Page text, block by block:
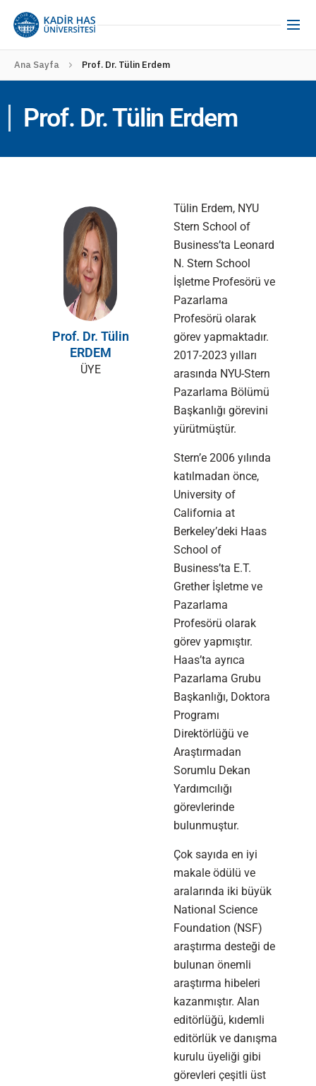
Ana Sayfa Prof. Dr. Tülin Erdem
Prof. Dr. Tülin Erdem
Prof. Dr. Tülin
ERDEM
ÜYE
Tülin Erdem, NYU
Stern School of
Business’ta Leonard
N. Stern School
İşletme Profesörü ve
Pazarlama
Profesörü olarak
görev yapmaktadır.
2017-2023 yılları
arasında NYU-Stern
Pazarlama Bölümü
Başkanlığı görevini
yürütmüştür.
Stern’e 2006 yılında
katılmadan önce,
University of
California at
Berkeley’deki Haas
School of
Business’ta E.T.
Grether İşletme ve
Pazarlama
Profesörü olarak
görev yapmıştır.
Haas’ta ayrıca
Pazarlama Grubu
Başkanlığı, Doktora
Programı
Direktörlüğü ve
Araştırmadan
Sorumlu Dekan
Yardımcılığı
görevlerinde
bulunmuştur.
Çok sayıda en iyi
makale ödülü ve
aralarında iki büyük
National Science
Foundation (NSF)
araştırma desteği de
bulunan önemli
araştırma hibeleri
kazanmıştır. Alan
editörlüğü, kıdemli
editörlük ve danışma
kurulu üyeliği gibi
görevleri çeşitli üst